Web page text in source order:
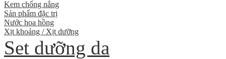
Kem chống nắng
Sản phẩm đặc trị
Nước hoa hồng
Xịt khoáng / Xịt dưỡng
Set dưỡng da